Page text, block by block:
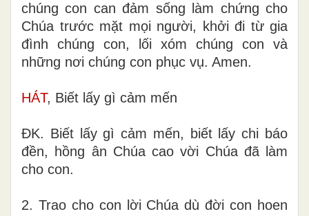
chúng con can đảm sống làm chứng cho
Chúa trước mặt mọi người, khởi đi từ gia
đình chúng con, lối xóm chúng con và
những nơi chúng con phục vụ. Amen.
HÁT, Biết lấy gì cảm mến
ĐK. Biết lấy gì cảm mến, biết lấy chi báo
đền, hồng ân Chúa cao vời Chúa đã làm
cho con.
2. Trao cho con lời Chúa dù đời con hoen